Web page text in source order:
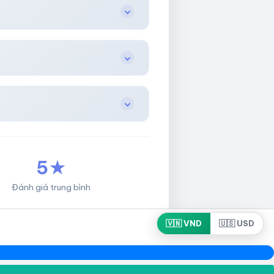
5★
Đánh giá trung bình
🇻🇳 VND 🇺🇸 USD